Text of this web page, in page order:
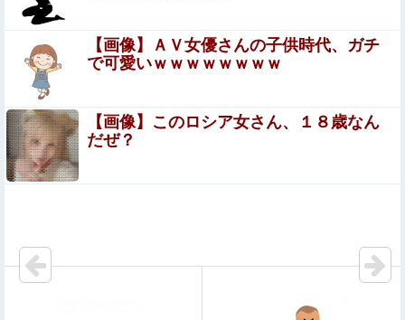
夫さん、妻に「天井のシミ数えてれば終わるでな」と押し
倒されて性行為 → 凄いことになるｗｗｗｗｗ
【動画】ロシア軍のドローンをネット発射装置で撃墜する
ウクライナ。
ウトのセクハラを夫に泣いて訴えても「いいじゃない
かそのくらい。我慢してたらご褒美あげるから」と迫
られた。夫が気持ち悪くて悲鳴をあげたら「うるさ
い」とグーで殴られた
【悲報】 おわり。
のように無抵抗だったことが発覚
従姉妹の娘が「ワイニートのジッジ（金持ち）」にやたら
【画像】ＡＶ女優さんの子供時代、ガチ
で可愛いｗｗｗｗｗｗｗｗ
【画像】このロシア女さん、１８歳なん
だぜ？